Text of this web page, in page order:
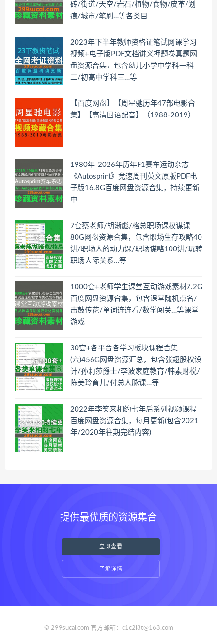
砖/街道/天空/岩石/植物/食物/皮革/划
痕/城市/笔刷…等各类目
2023年下半年教师资格证笔试网课学习
视频+电子版PDF文档讲义押题卷真题网
盘资源合集，包含幼儿小学中学科一科
二/初高中学科三…等
【百度网盘】【周星驰历年47部电影合
集】【高清国语配音】（1988-2019）
1980年-2026年历年F1赛车运动杂志
《Autosprint》竞速周刊英文原版PDF电
子版16.8G百度网盘资源合集，持续更新
中
7套蔡老师/胡渐彪/格总职场课权谋课
80G网盘资源合集，包含职场生存攻略40
讲/职场人的动力课/职场谋略100讲/玩转
职场人际关系…等
1000套+老师学生课堂互动游戏素材7.2G
百度网盘资源合集，包含课堂随机点名/
击鼓传花/单词连连看/数学闯关…等课堂
游戏
30套+各平台各学习板块课程合集
(六)456G网盘资源汇总，包含张翅股权设
计/孙莉莎爵士/李波家庭教育/韩素财税/
陈美玲育儿/付总人脉课…等
2022年李笑来相约七年后系列视频课程
百度网盘资源合集，每月更新(包含2021
年/2020年往期完结内容)
提供最优质的资源集合
立即查看
了解详情
© 299sucai.com 官方邮箱：c1c2i3t@163.com